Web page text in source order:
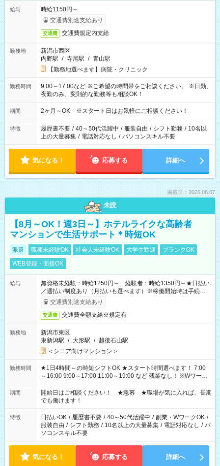
給与
時給1150円～
交通費別途支給あり
交通費 交通費規定内支給
勤務地
新潟市西区
内野駅 / 寺尾駅 / 青山駅
【勤務地選べます】病院・クリニック
勤務時間
9:00～17:00など ※ご希望の時間帯をご相談ください。 ※日勤、
夜勤のみ、変則的な勤務等も相談OK！
期間 2ヶ月～OK ※スタート日はお気軽にご相談ください！
特徴 履歴書不要 / 40～50代活躍中 / 服装自由 / シフト勤務 / 10名以
上の大量募集 / 電話対応なし / パソコンスキル不要
気になる！ 応募する 詳細へ
掲載日：2026.08.07
未読
【8月～OK！週3日～】ホテルライクな高齢者
マンションで生活サポート＊時短OK
派遣 職種未経験OK 社会人未経験OK 大学生歓迎
ブランクOK
WEB登録・面接OK
給与
無資格未経験：時給1250円～ 経験者：時給1350円～★日払い
／週払い制度あり（月払いも選べます）※稼働開始時は手続き完
了次第のお支払いとなります。
交通費別途支給あり
交通費 交通費全額支給※規定有
勤務地
新潟市東区
東新潟駅 / 大形駅 / 越後石山駅
＜シニア向けマンション＞
勤務時間
★1日4時間～の時短シフトOK ★スタート時間選べます！ 7:00
～16:00 9:00～17:00 11:00～19:00 など 残業なし！ ※Wワーク
の場合、他のお仕事と合わせ週40時間超の就業はご案内できま
せん ※法令に基づき、週20時間以上勤務は社会保険への加入対
象となります ※労働者派遣法（日雇い派遣の原則禁止）によ
り、短時間・短期間の就業はご案内が難しい場合があります
期間
開始日はご相談ください！ ★急募 ★職場が気に入れば、長期
でも働けます！
特徴 日払いOK / 履歴書不要 / 40～50代活躍中 / 副業・WワークOK /
服装自由 / シフト勤務 / 10名以上の大量募集 / 電話対応なし / パ
ソコンスキル不要
気になる！ 応募する 詳細へ